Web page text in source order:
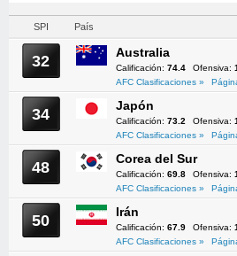
SPI País
32 Australia
Calificación: 74.4 Ofensiva:
AFC Clasificaciones »
34 Japón
Calificación: 73.2 Ofensiva:
AFC Clasificaciones »
48 Corea del Sur
Calificación: 69.8 Ofensiva:
AFC Clasificaciones »
50 Irán
Calificación: 67.9 Ofensiva:
AFC Clasificaciones »